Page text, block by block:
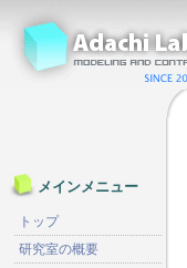
メインメニュー
トップ
研究室の概要